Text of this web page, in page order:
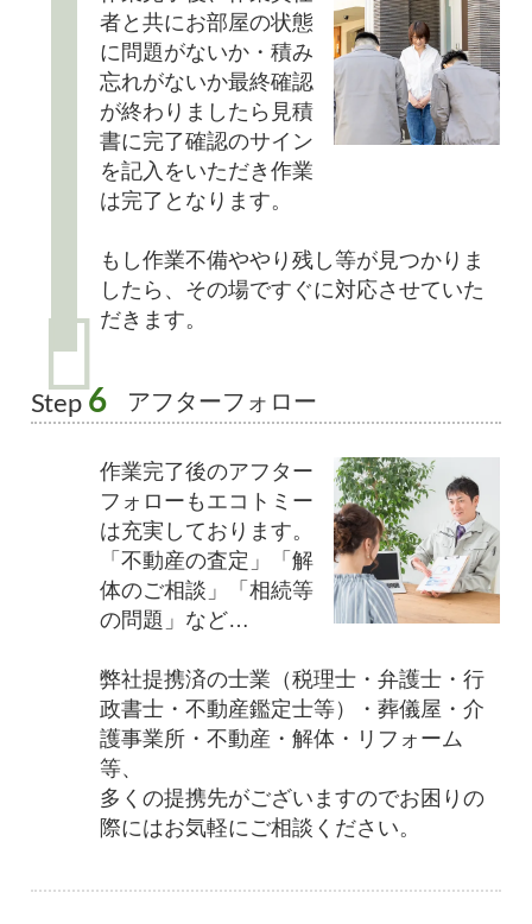
者と共にお部屋の状態
に問題がないか・積み
忘れがないか最終確認
が終わりましたら見積
書に完了確認のサイン
を記入をいただき作業
は完了となります。
もし作業不備ややり残し等が見つかりま
したら、その場ですぐに対応させていた
だきます。
Step 6 アフターフォロー
作業完了後のアフター
フォローもエコトミー
は充実しております。
「不動産の査定」「解
体のご相談」「相続等
の問題」など…
弊社提携済の士業（税理士・弁護士・行
政書士・不動産鑑定士等）・葬儀屋・介
護事業所・不動産・解体・リフォーム
等、
多くの提携先がございますのでお困りの
際にはお気軽にご相談ください。